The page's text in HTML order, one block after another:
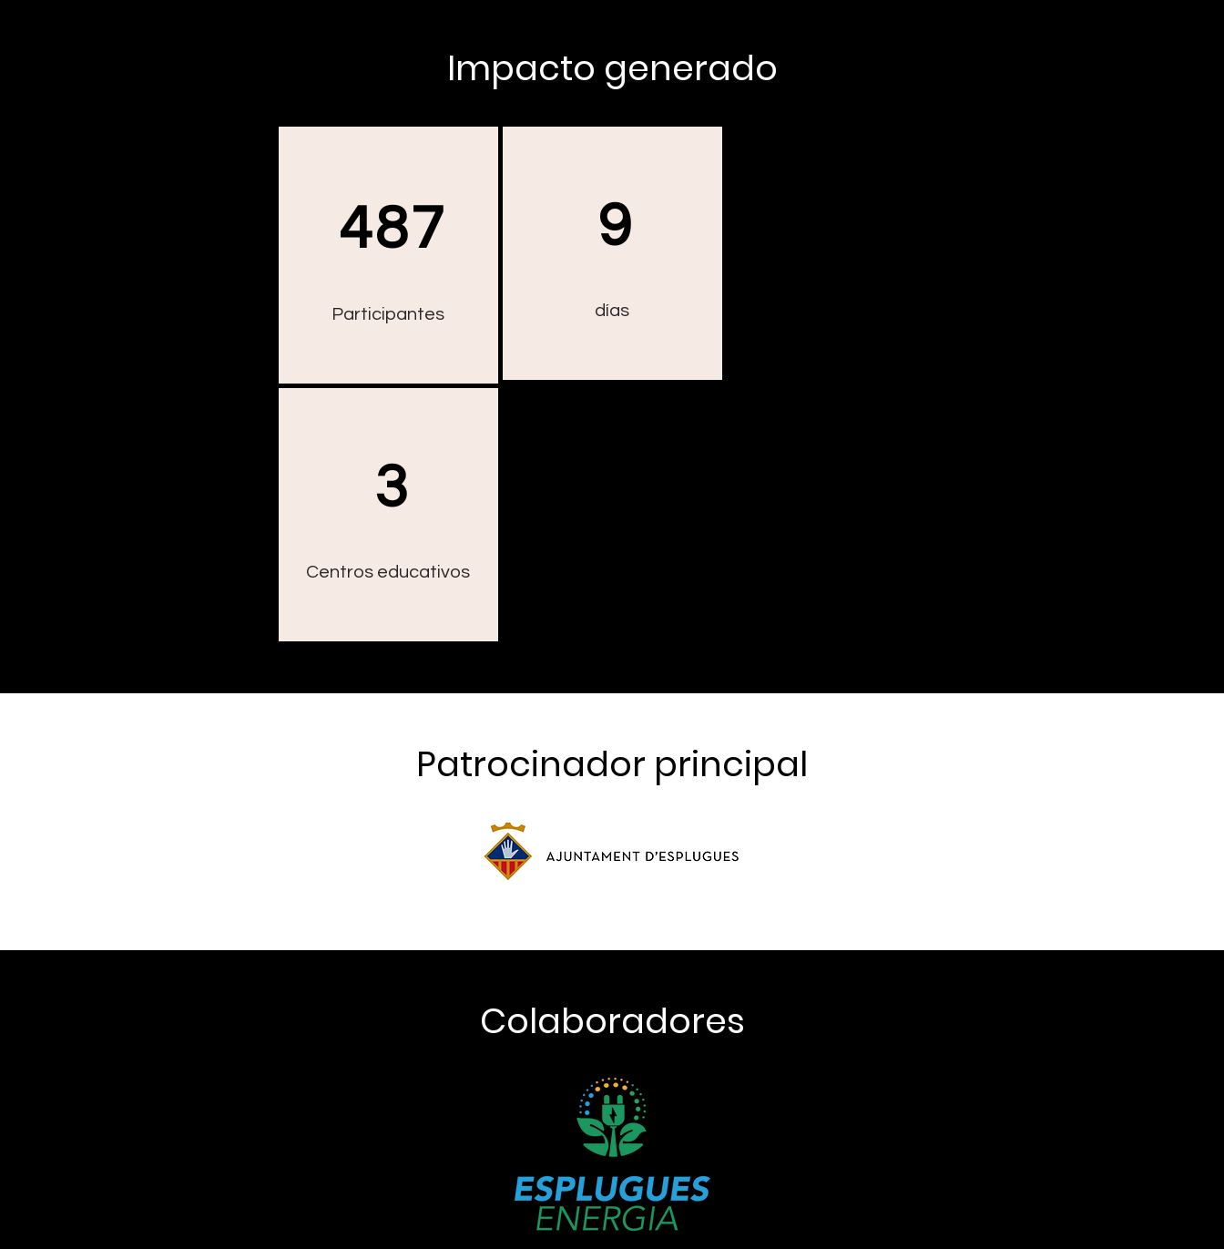
Impacto generado
487
Participantes
9
días
3
Centros educativos
Patrocinador principal
Colaboradores